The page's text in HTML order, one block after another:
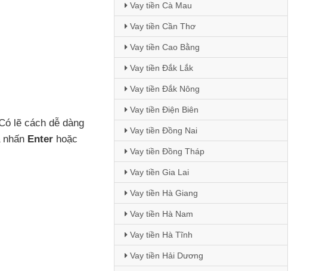
lẽ cách dễ dàng
nhấn Enter hoặc
Vay tiền Cà Mau
Vay tiền Cần Thơ
Vay tiền Cao Bằng
Vay tiền Đắk Lắk
Vay tiền Đắk Nông
Vay tiền Điện Biên
Vay tiền Đồng Nai
Vay tiền Đồng Tháp
Vay tiền Gia Lai
Vay tiền Hà Giang
Vay tiền Hà Nam
Vay tiền Hà Tĩnh
Vay tiền Hải Dương